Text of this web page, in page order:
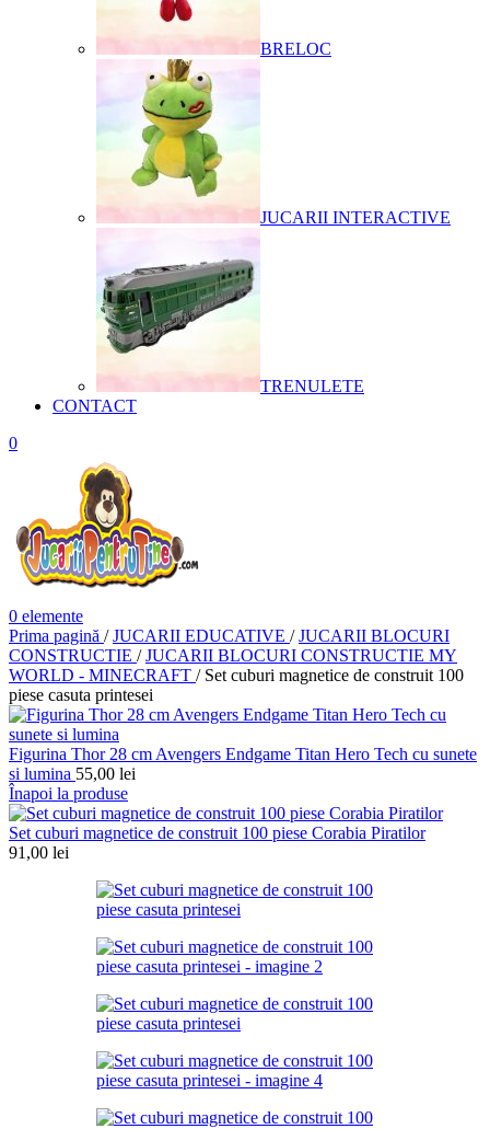
BRELOC
JUCARII INTERACTIVE
TRENULETE
CONTACT
0
0 elemente
Prima pagină / JUCARII EDUCATIVE / JUCARII BLOCURI
CONSTRUCTIE / JUCARII BLOCURI CONSTRUCTIE MY
WORLD - MINECRAFT / Set cuburi magnetice de construit 100
piese casuta printesei
Figurina Thor 28 cm Avengers Endgame Titan Hero Tech cu sunete
si lumina 55,00 lei
Înapoi la produse
Set cuburi magnetice de construit 100 piese Corabia Piratilor
91,00 lei